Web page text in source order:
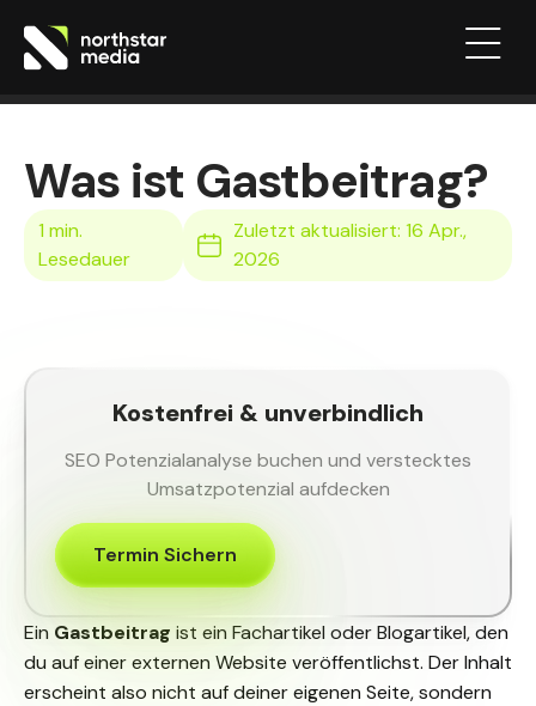
Was ist Gastbeitrag?
Zuletzt aktualisiert: 16 Apr.,
2026
Ein Gastbeitrag ist ein Fachartikel oder Blogartikel, den
du auf einer externen Website veröffentlichst. Der Inhalt
erscheint also nicht auf deiner eigenen Seite, sondern
Kostenfrei & unverbindlich
SEO Potenzialanalyse buchen und verstecktes
Umsatzpotenzial aufdecken
Termin Sichern